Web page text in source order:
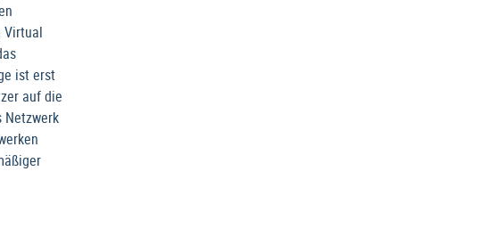
Virtual
ist erst
auf die
Netzwerk